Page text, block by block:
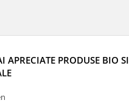
APRECIATE PRODUSE BIO SI